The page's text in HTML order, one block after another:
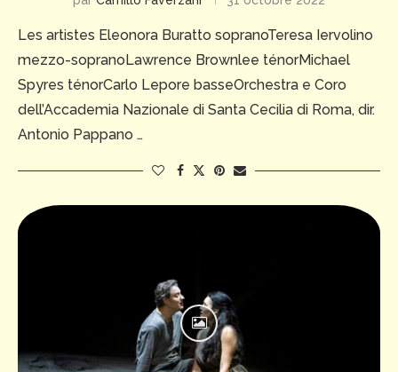
Les artistes Eleonora Buratto sopranoTeresa Iervolino
mezzo-sopranoLawrence Brownlee ténorMichael
Spyres ténorCarlo Lepore basseOrchestra e Coro
dell’Accademia Nazionale di Santa Cecilia di Roma, dir.
Antonio Pappano …